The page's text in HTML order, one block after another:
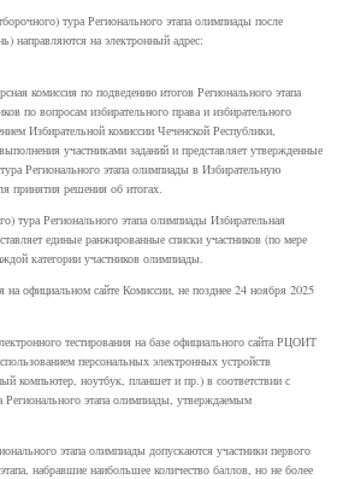
тура Регионального этапа олимпиады после
направляются на электронный адрес:
комиссия по подведению итогов Регионального этапа
по вопросам избирательного права и избирательного
Избирательной комиссии Чеченской Республики,
участниками заданий и представляет утвержденные
Регионального этапа олимпиады в Избирательную
принятия решения об итогах.
тура Регионального этапа олимпиады Избирательная
единые ранжированные списки участников (по мере
категории участников олимпиады.
на официальном сайте Комиссии, не позднее 24 ноября 2025
тестирования на базе официального сайта РЦОИТ
персональных электронных устройств
компьютер, ноутбук, планшет и пр.) в соответствии с
Регионального этапа олимпиады, утверждаемым
этапа олимпиады допускаются участники первого
набравшие наибольшее количество баллов, но не более